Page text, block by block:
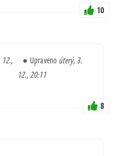
10
Upravenoúterý, 3.
12., 20:11
8